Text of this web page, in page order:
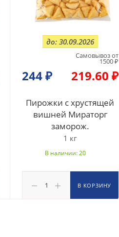
244₽
Самовывоз от
1500 ₽
219.60 ₽
Пирожки с хрустящей
вишней Мираторг
заморож.
до: 30.09.2026
1 кг
В наличии: 20
В КОРЗИНУ